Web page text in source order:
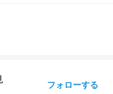
フォローする